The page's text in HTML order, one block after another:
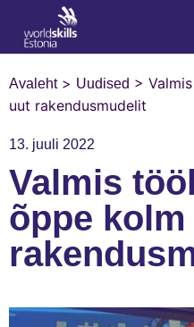
Avaleht> Uudised >
uut rakendusmudelit
13. juuli 2022
Valmis
õppe